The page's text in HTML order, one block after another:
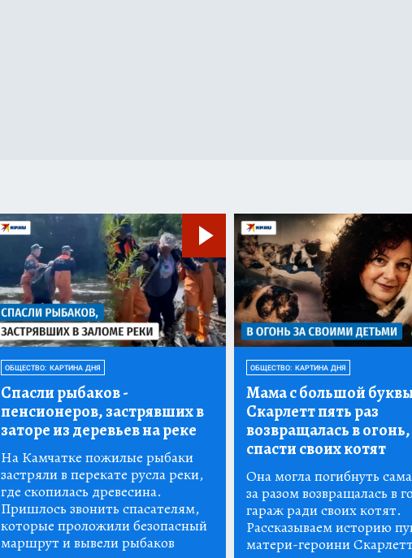
ОБЩЕСТВО: КАРТИНА ДНЯ
Спасли рыбаков-
пенсионеров, застрявших в
заторе из деревьев на реке
На Камчатке пожилые рыбаки
застряли в перекате русла реки,
где скопилась древесина.
Пришлось звонить спасателям,
которые проложили безопасный
маршрут и вывели рыбаков
ОБЩЕСТВО: КАРТИНА ДНЯ
Мама с большой
Скарлетт пять раз
возвращалась в
спасти своих котят
Она могла погибнуть
за разом возвращалась в
гараж ради своих котят.
Рассказываем историю
матери-героини Скарлетт